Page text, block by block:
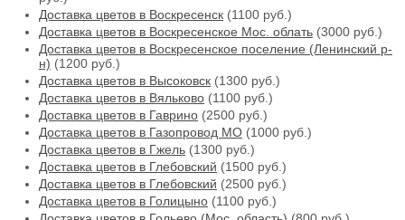
Доставка цветов в Воскресенск (1100 руб.)
Доставка цветов в Воскресенское Мос. облать (3000 руб.)
Доставка цветов в Воскресенское поселение (Ленинский р-
н) (1200 руб.)
Доставка цветов в Высоковск (1300 руб.)
Доставка цветов в Вяльково (1100 руб.)
Доставка цветов в Гаврино (2500 руб.)
Доставка цветов в Газопровод МО (1000 руб.)
Доставка цветов в Гжель (1300 руб.)
Доставка цветов в Глебовский (1500 руб.)
Доставка цветов в Глебовский (2500 руб.)
Доставка цветов в Голицыно (1100 руб.)